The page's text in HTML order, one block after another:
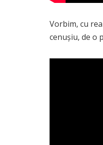
Vorbim, cu
cenușiu, de o